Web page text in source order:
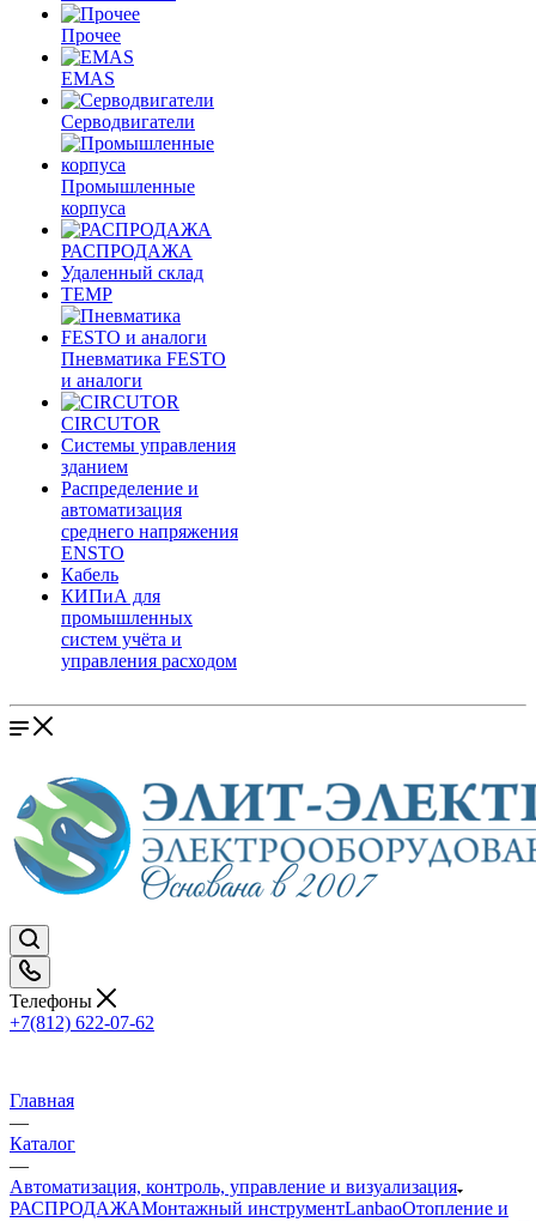
Прочее
EMAS
Cерводвигатели
Промышленные
корпуса
РАСПРОДАЖА
Удаленный склад
TEMP
Пневматика FESTO
и аналоги
CIRCUTOR
Системы управления
зданием
Распределение и
автоматизация
среднего напряжения
ENSTO
Кабель
КИПиА для
промышленных
систем учёта и
управления расходом
Телефоны
+7(812) 622-07-62
Главная
—
Каталог
—
Автоматизация, контроль, управление и визуализация
РАСПРОДАЖАМонтажный инструментLanbaoОтопление и